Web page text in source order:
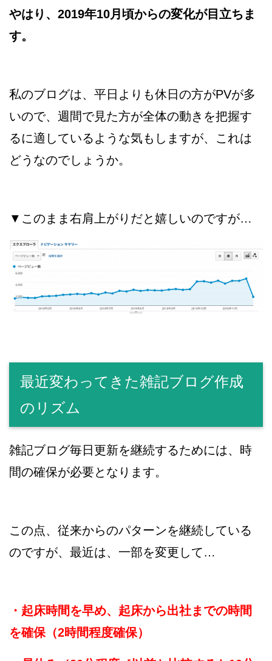
やはり、2019年10月頃からの変化が目立ちま
す。
私のブログは、平日よりも休日の方がPVが多
いので、週間で見た方が全体の動きを把握す
るに適しているような気もしますが、これは
どうなのでしょうか。
▼このまま右肩上がりだと嬉しいのですが…
最近変わってきた雑記ブログ作成
のリズム
雑記ブログ毎日更新を継続するためには、時
間の確保が必要となります。
この点、従来からのパターンを継続している
のですが、最近は、一部を変更して…
・起床時間を早め、起床から出社までの時間
を確保（2時間程度確保）